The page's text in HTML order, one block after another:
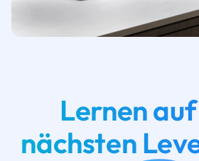
Lernen
nächsten